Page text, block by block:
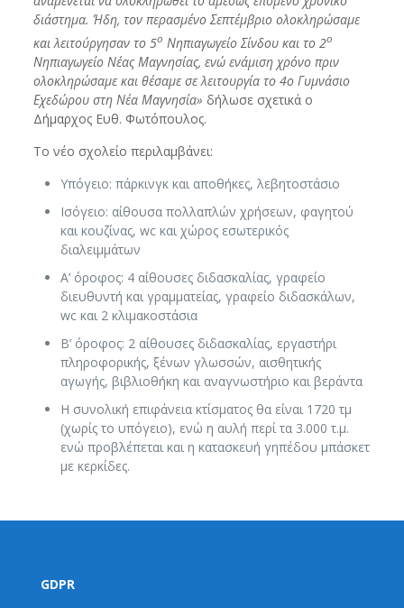
διάστημα. Ήδη, τον περασμένο Σεπτέμβριο ολοκληρώσαμε
και λειτούργησαν το 5ο Νηπιαγωγείο Σίνδου και το 2ο
Νηπιαγωγείο Νέας Μαγνησίας, ενώ ενάμιση χρόνο πριν
ολοκληρώσαμε και θέσαμε σε λειτουργία το 4ο Γυμνάσιο
Εχεδώρου στη Νέα Μαγνησία» δήλωσε σχετικά ο
Δήμαρχος Ευθ. Φωτόπουλος.
Το νέο σχολείο περιλαμβάνει:
Υπόγειο: πάρκινγκ και αποθήκες, λεβητοστάσιο
Ισόγειο: αίθουσα πολλαπλών χρήσεων, φαγητού
και κουζίνας, wc και χώρος εσωτερικός
διαλειμμάτων
Α’ όροφος: 4 αίθουσες διδασκαλίας, γραφείο
διευθυντή και γραμματείας, γραφείο διδασκάλων,
wc και 2 κλιμακοστάσια
Β’ όροφος: 2 αίθουσες διδασκαλίας, εργαστήρι
πληροφορικής, ξένων γλωσσών, αισθητικής
αγωγής, βιβλιοθήκη και αναγνωστήριο και βεράντα
Η συνολική επιφάνεια κτίσματος θα είναι 1720 τμ
(χωρίς το υπόγειο), ενώ η αυλή περί τα 3.000 τ.μ.
ενώ προβλέπεται και η κατασκευή γηπέδου μπάσκετ
με κερκίδες.
GDPR